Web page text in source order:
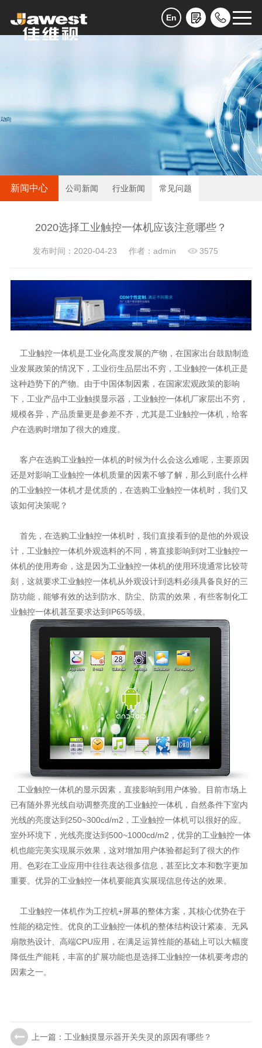
En
新闻中心 公司新闻 行业新闻 常见问题
2020选择工业触控一体机应该注意哪些？
发布时间：2020-04-23 作者：admin 3575
工业触控一体机是工业化高度发展的产物，在国家出台鼓励制造
业发展政策的情况下，工业衍生品层出不穷，工业触控一体机正是
这种趋势下的产物。由于中国体制因素，在国家宏观政策的影响
下，工业产品中工业触摸显示器，工业触控一体机厂家层出不穷，
规模各异，产品质量更是参差不齐，尤其是工业触控一体机，给客
户在选购时增加了很大的难度。
客户在选购工业触控一体机的时候为什么会这么难呢，主要原因
还是对影响工业触控一体机质量的因素不够了解，那么到底什么样
的工业触控一体机才是优质的，在选购工业触控一体机时，我们又
该如何决策呢？
首先，在选购工业触控一体机时，我们直接看到的是他的外观设
计，工业触控一体机外观选料的不同，将直接影响到对工业触控一
体机的使用寿命，这是因为工业触控一体机的使用环境通常比较苛
刻，这就要求工业触控一体机从外观设计到选料必须具备良好的三
防功能，能够有效的达到防水、防尘、防震的效果，有些客制化工
业触控一体机甚至要求达到IP65等级。
工业触控一体机的显示因素，直接影响到用户体验。目前市场上
已有随外界光线自动调整亮度的工业触控一体机，自然条件下室内
光线的亮度达到250~300cd/m2，工业触控一体机可以很好的应。
室外环境下，光线亮度达到500~1000cd/m2，优异的工业触控一体
机也能完美实现展示效果，这对增加用户体验都起到了很大的作
用。色彩在工业应用中往往表达很多信息，甚至比文本和数字更加
重要。优异的工业触控一体机要能真实展现信息传达的效果。
工业触控一体机作为工控机+屏幕的整体方案，其核心优势在于
性能的稳定性。优良的工业触控一体机的整体结构设计紧凑、无风
扇散热设计、高端CPU应用，在满足运算性能的基础上可以大幅度
降低生产能耗，丰富的扩展功能也是选择工业触控一体机要考虑的
因素之一。
上一篇：工业触摸显示器开关失灵的原因有哪些？